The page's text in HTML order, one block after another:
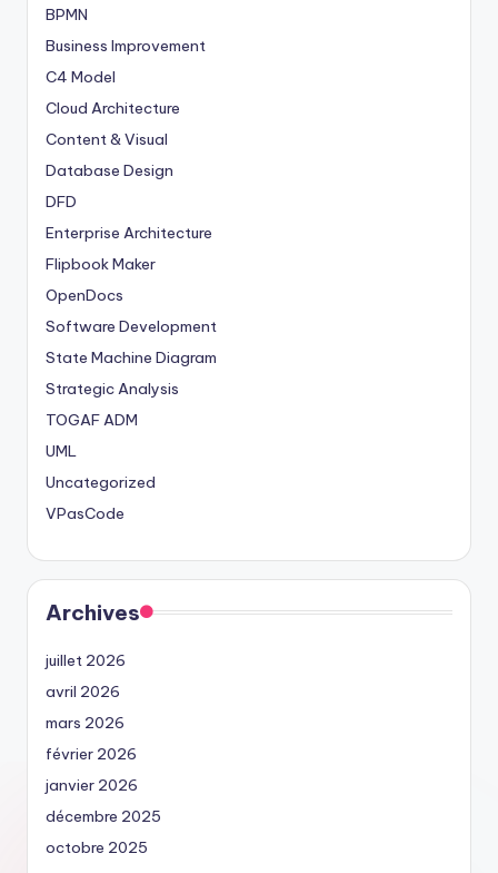
BPMN
Business Improvement
C4 Model
Cloud Architecture
Content & Visual
Database Design
DFD
Enterprise Architecture
Flipbook Maker
OpenDocs
Software Development
State Machine Diagram
Strategic Analysis
TOGAF ADM
UML
Uncategorized
VPasCode
Archives
juillet 2026
avril 2026
mars 2026
février 2026
janvier 2026
décembre 2025
octobre 2025